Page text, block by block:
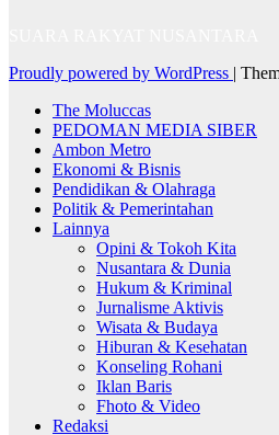
Proudly powered by WordPress |
The Moluccas
PEDOMAN MEDIA SIBER
Ambon Metro
Ekonomi & Bisnis
Pendidikan & Olahraga
Politik & Pemerintahan
Lainnya
Opini & Tokoh Kita
Nusantara & Dunia
Hukum & Kriminal
Jurnalisme Aktivis
Wisata & Budaya
Hiburan & Kesehatan
Konseling Rohani
Iklan Baris
Fhoto & Video
Redaksi